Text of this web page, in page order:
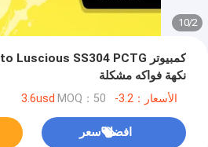
2
/
10
نكهة فواكه مشكلة
الأسعار：3.2-3.6usd MOQ：50
افضل سعر